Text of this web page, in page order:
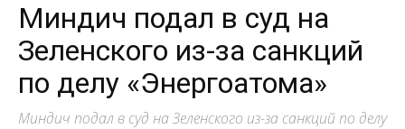
Миндич подал в суд на
Зеленского из-за санкций
по делу «Энергоатома»
Миндич подал в суд на Зеленского из-за санкций по делу